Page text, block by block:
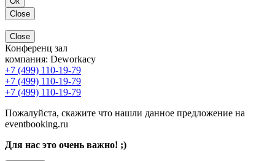
Close
Close
Конференц зал
компания: Deworkacy
+7 (499) 110-19-79
+7 (499) 110-19-79
+7 (499) 110-19-79
Пожалуйста, скажите что нашли данное предложение на
eventbooking.ru
Для нас это очень важно! ;)